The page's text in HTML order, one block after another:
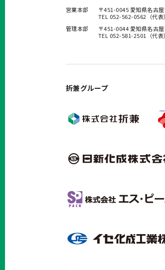
営業本部
〒451-0045 愛知県名古
TEL 052-562-0562（代
管理本部
〒451-0044 愛知県名古
TEL 052-581-2501（代
折兼グループ